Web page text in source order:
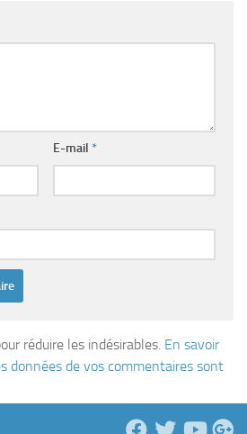
E-mail *
réduire les indésirables. En savoir
données de vos commentaires sont